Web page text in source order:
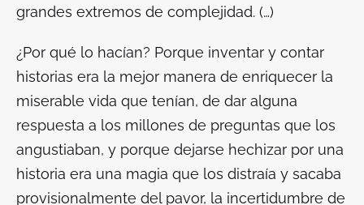
grandes extremos de complejidad. (…)
¿Por qué lo hacían? Porque inventar y contar
historias era la mejor manera de enriquecer la
miserable vida que tenían, de dar alguna
respuesta a los millones de preguntas que los
angustiaban, y porque dejarse hechizar por una
historia era una magia que los distraía y sacaba
provisionalmente del pavor, la incertidumbre de